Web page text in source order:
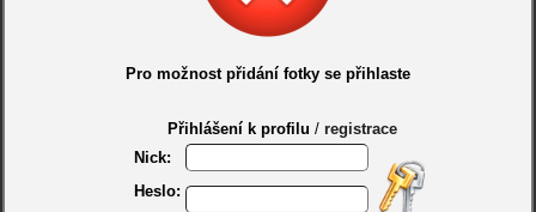
Pro možnost přidání fotky se přihlaste
Přihlášení k profilu / registrace
Nick:
Heslo: